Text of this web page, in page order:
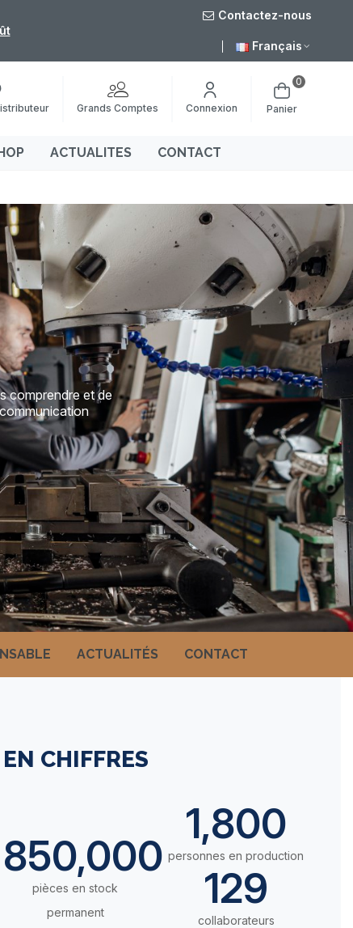
Contactez-nous
Français
Grands Comptes Connexion Panier
0
ACTUALITES CONTACT
comprendre et de
ACTUALITÉS CONTACT
EN CHIFFRES
850,000
pièces en stock
permanent
1,800
personnes en production
129
collaborateurs